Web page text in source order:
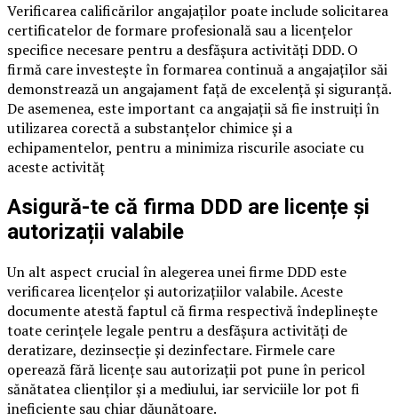
Verificarea calificărilor angajaților poate include solicitarea
certificatelor de formare profesională sau a licențelor
specifice necesare pentru a desfășura activități DDD. O
firmă care investește în formarea continuă a angajaților săi
demonstrează un angajament față de excelență și siguranță.
De asemenea, este important ca angajații să fie instruiți în
utilizarea corectă a substanțelor chimice și a
echipamentelor, pentru a minimiza riscurile asociate cu
aceste activităț
Asigură-te că firma DDD are licențe și
autorizații valabile
Un alt aspect crucial în alegerea unei firme DDD este
verificarea licențelor și autorizațiilor valabile. Aceste
documente atestă faptul că firma respectivă îndeplinește
toate cerințele legale pentru a desfășura activități de
deratizare, dezinsecție și dezinfectare. Firmele care
operează fără licențe sau autorizații pot pune în pericol
sănătatea clienților și a mediului, iar serviciile lor pot fi
ineficiente sau chiar dăunătoare.